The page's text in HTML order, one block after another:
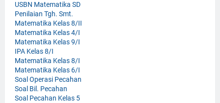
USBN Matematika SD
Penilaian Tgh. Smt.
Matematika Kelas 8/II
Matematika Kelas 4/I
Matematika Kelas 9/I
IPA Kelas 8/I
Matematika Kelas 8/I
Matematika Kelas 6/I
Soal Operasi Pecahan
Soal Bil. Pecahan
Soal Pecahan Kelas 5